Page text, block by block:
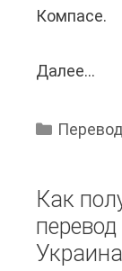
н
с
и
й
?
ч
у
к
о
ж
Компасе.
Далее...
к
р
е
в
Как